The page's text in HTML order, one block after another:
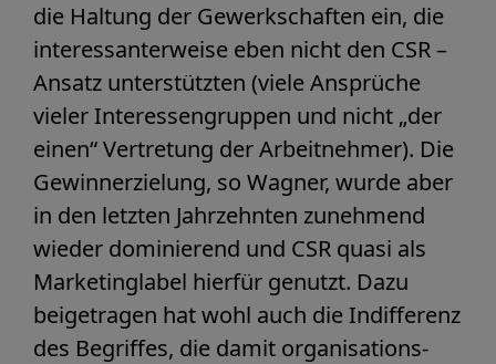
die Haltung der Gewerkschaften ein, die
interessanterweise eben nicht den CSR –
Ansatz unterstützten (viele Ansprüche
vieler Interessengruppen und nicht „der
einen“ Vertretung der Arbeitnehmer). Die
Gewinnerzielung, so Wagner, wurde aber
in den letzten Jahrzehnten zunehmend
wieder dominierend und CSR quasi als
Marketinglabel hierfür genutzt. Dazu
beigetragen hat wohl auch die Indifferenz
des Begriffes, die damit organisations-